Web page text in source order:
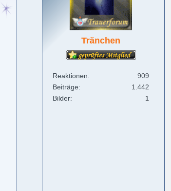
Tränchen
Reaktionen
909
Beiträge
1.442
Bilder
1